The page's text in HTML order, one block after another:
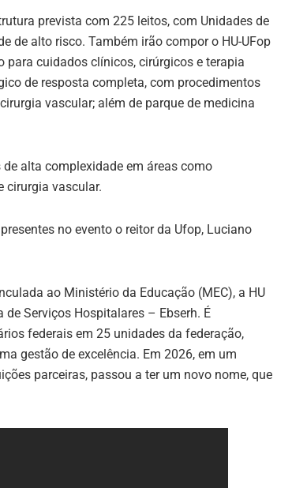
prevista com 225 leitos, com Unidades de
de alto risco. Também irão compor o HU-UFop
para cuidados clínicos, cirúrgicos e terapia
de resposta completa, com procedimentos
vascular; além de parque de medicina
alta complexidade em áreas como
cirurgia vascular.
no evento o reitor da Ufop, Luciano
ao Ministério da Educação (MEC), a HU
Serviços Hospitalares – Ebserh. É
federais em 25 unidades da federação,
gestão de excelência. Em 2026, em um
parceiras, passou a ter um novo nome, que